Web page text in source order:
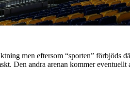
men eftersom “sporten” förbjöds
Den andra arenan kommer